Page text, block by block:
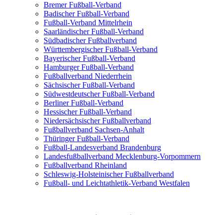
Bremer Fußball-Verband
Badischer Fußball-Verband
Fußball-Verband Mittelrhein
Saarländischer Fußball-Verband
Südbadischer Fußballverband
Württembergischer Fußball-Verband
Bayerischer Fußball-Verband
Hamburger Fußball-Verband
Fußballverband Niederrhein
Sächsischer Fußball-Verband
Südwestdeutscher Fußball-Verband
Berliner Fußball-Verband
Hessischer Fußball-Verband
Niedersächsischer Fußballverband
Fußballverband Sachsen-Anhalt
Thüringer Fußball-Verband
Fußball-Landesverband Brandenburg
Landesfußballverband Mecklenburg-Vorpommern
Fußballverband Rheinland
Schleswig-Holsteinischer Fußballverband
Fußball- und Leichtathletik-Verband Westfalen